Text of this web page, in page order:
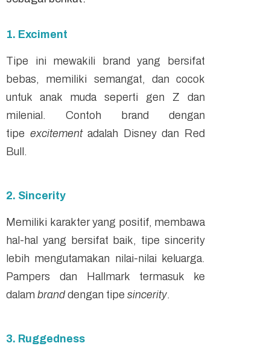
1. Exciment
Tipe ini mewakili brand yang bersifat
bebas, memiliki semangat, dan cocok
untuk anak muda seperti gen Z dan
milenial. Contoh brand dengan
tipe excitementadalah Disney dan Red
Bull.
2. Sincerity
Memiliki karakter yang positif, membawa
hal-hal yang bersifat baik, tipe sincerity
lebih mengutamakan nilai-nilai keluarga.
Pampers dan Hallmark termasuk ke
dalam brand dengan tipe sincerity.
3. Ruggedness